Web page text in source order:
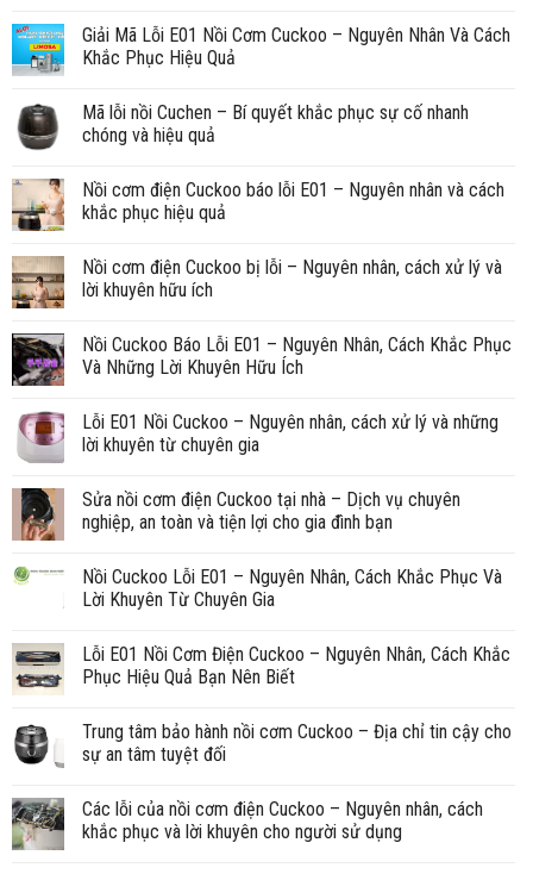
Giải Mã Lỗi E01 Nồi Cơm Cuckoo – Nguyên Nhân Và Cách
Khắc Phục Hiệu Quả
Mã lỗi nồi Cuchen – Bí quyết khắc phục sự cố nhanh
chóng và hiệu quả
Nồi cơm điện Cuckoo báo lỗi E01 – Nguyên nhân và cách
khắc phục hiệu quả
Nồi cơm điện Cuckoo bị lỗi – Nguyên nhân, cách xử lý và
lời khuyên hữu ích
Nồi Cuckoo Báo Lỗi E01 – Nguyên Nhân, Cách Khắc Phục
Và Những Lời Khuyên Hữu Ích
Lỗi E01 Nồi Cuckoo – Nguyên nhân, cách xử lý và những
lời khuyên từ chuyên gia
Sửa nồi cơm điện Cuckoo tại nhà – Dịch vụ chuyên
nghiệp, an toàn và tiện lợi cho gia đình bạn
Nồi Cuckoo Lỗi E01 – Nguyên Nhân, Cách Khắc Phục Và
Lời Khuyên Từ Chuyên Gia
Lỗi E01 Nồi Cơm Điện Cuckoo – Nguyên Nhân, Cách Khắc
Phục Hiệu Quả Bạn Nên Biết
Trung tâm bảo hành nồi cơm Cuckoo – Địa chỉ tin cậy cho
sự an tâm tuyệt đối
Các lỗi của nồi cơm điện Cuckoo – Nguyên nhân, cách
khắc phục và lời khuyên cho người sử dụng